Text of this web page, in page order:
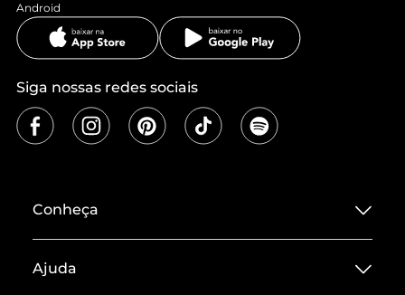
Android
Siga nossas redes sociais
Conheça
Termos de Uso
Ajuda